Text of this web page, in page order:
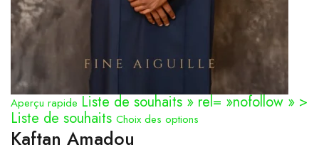
Aperçu rapide Liste de souhaits » rel= »nofollow » >
Liste de souhaits Choix des options
Kaftan Amadou